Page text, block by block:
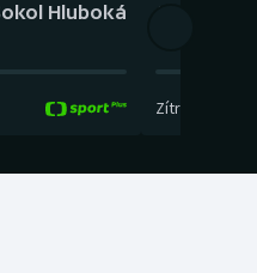
Hluboká
Zítra